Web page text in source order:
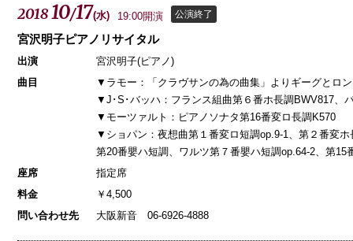
201810/17(水) 19:00開演 公演終了
宮沢明子ピアノリサイタル
出演
宮沢明子(ピアノ)
曲目
▼ラモー：「クラヴサンの為の曲集」よりギーグとロ
▼J･S･バッハ：フランス組曲第６番ホ長調BWV817、
▼モーツァルト：ピアノソナタ第16番変ロ長調K570
▼ショパン：夜想曲第１番変ロ短調op.9-1、第２番変ホ
第20番嬰ハ短調、ワルツ第７番嬰ハ短調op.64-2、第15
座席
指定席
料金
￥4,500
問い合わせ先
大阪新音 06-6926-4888